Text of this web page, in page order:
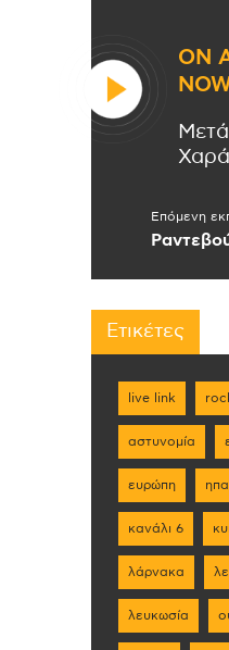
ON
Μετά
Επόμενη
Ετικέτες
live link
αστυνομία
ευρώπη ηπα
κανάλι 6
λάρνακα
λευκωσία